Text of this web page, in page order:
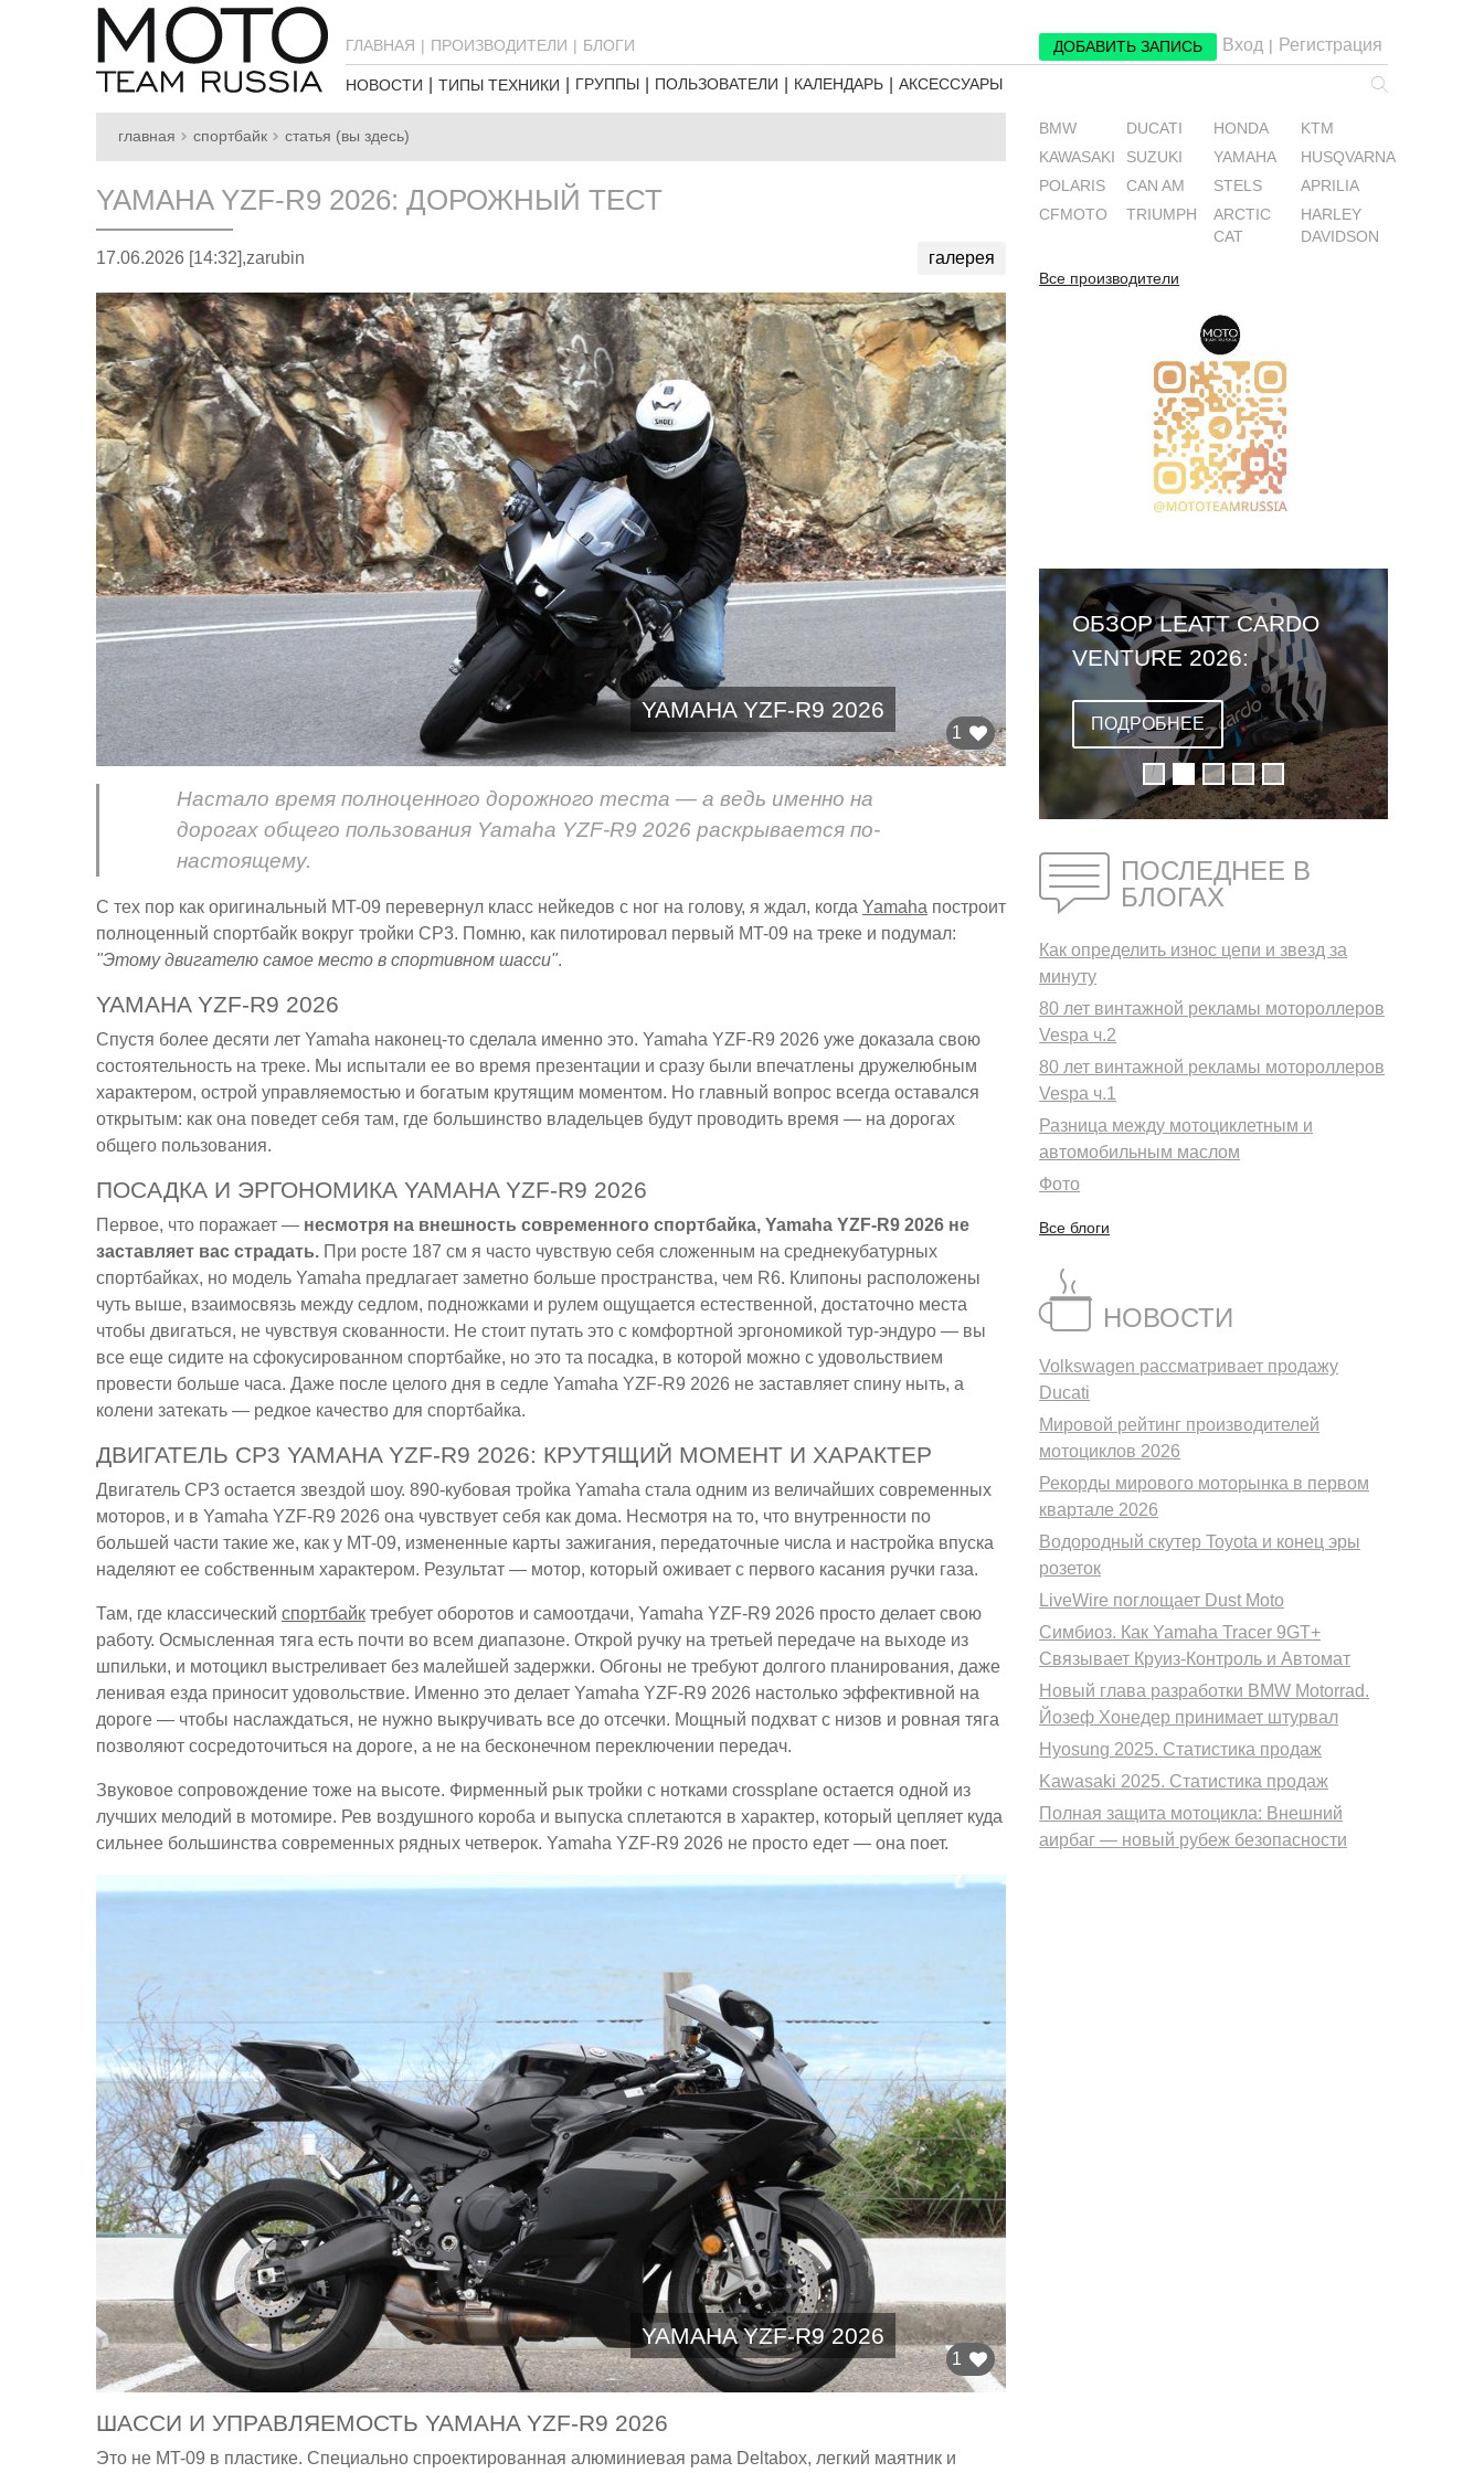
ГЛАВНАЯ ПРОИЗВОДИТЕЛИ БЛОГИ ДОБАВИТЬ ЗАПИСЬ Вход | Регистрация
НОВОСТИ ТИПЫ ТЕХНИКИ ГРУППЫ ПОЛЬЗОВАТЕЛИ КАЛЕНДАРЬ АКСЕССУАРЫ
главная спортбайк статья (вы здесь)
YAMAHA YZF-R9 2026: ДОРОЖНЫЙ ТЕСТ
17.06.2026 [14:32],zarubin галерея
YAMAHA YZF-R9 2026
1
Настало время полноценного дорожного теста — а ведь именно на
дорогах общего пользования Yamaha YZF-R9 2026 раскрывается по-
настоящему.
С тех пор как оригинальный MT-09 перевернул класс нейкедов с ног на голову, я ждал, когда Yamaha построит
полноценный спортбайк вокруг тройки CP3. Помню, как пилотировал первый MT-09 на треке и подумал:
"Этому двигателю самое место в спортивном шасси".
YAMAHA YZF-R9 2026
Спустя более десяти лет Yamaha наконец-то сделала именно это. Yamaha YZF-R9 2026 уже доказала свою
состоятельность на треке. Мы испытали ее во время презентации и сразу были впечатлены дружелюбным
характером, острой управляемостью и богатым крутящим моментом. Но главный вопрос всегда оставался
открытым: как она поведет себя там, где большинство владельцев будут проводить время — на дорогах
общего пользования.
ПОСАДКА И ЭРГОНОМИКА YAMAHA YZF-R9 2026
Первое, что поражает — несмотря на внешность современного спортбайка, Yamaha YZF-R9 2026 не
заставляет вас страдать. При росте 187 см я часто чувствую себя сложенным на среднекубатурных
спортбайках, но модель Yamaha предлагает заметно больше пространства, чем R6. Клипоны расположены
чуть выше, взаимосвязь между седлом, подножками и рулем ощущается естественной, достаточно места
чтобы двигаться, не чувствуя скованности. Не стоит путать это с комфортной эргономикой тур-эндуро — вы
все еще сидите на сфокусированном спортбайке, но это та посадка, в которой можно с удовольствием
провести больше часа. Даже после целого дня в седле Yamaha YZF-R9 2026 не заставляет спину ныть, а
колени затекать — редкое качество для спортбайка.
ДВИГАТЕЛЬ CP3 YAMAHA YZF-R9 2026: КРУТЯЩИЙ МОМЕНТ И ХАРАКТЕР
Двигатель CP3 остается звездой шоу. 890-кубовая тройка Yamaha стала одним из величайших современных
моторов, и в Yamaha YZF-R9 2026 она чувствует себя как дома. Несмотря на то, что внутренности по
большей части такие же, как у MT-09, измененные карты зажигания, передаточные числа и настройка впуска
наделяют ее собственным характером. Результат — мотор, который оживает с первого касания ручки газа.
Там, где классический спортбайк требует оборотов и самоотдачи, Yamaha YZF-R9 2026 просто делает свою
работу. Осмысленная тяга есть почти во всем диапазоне. Открой ручку на третьей передаче на выходе из
шпильки, и мотоцикл выстреливает без малейшей задержки. Обгоны не требуют долгого планирования, даже
ленивая езда приносит удовольствие. Именно это делает Yamaha YZF-R9 2026 настолько эффективной на
дороге — чтобы наслаждаться, не нужно выкручивать все до отсечки. Мощный подхват с низов и ровная тяга
позволяют сосредоточиться на дороге, а не на бесконечном переключении передач.
Звуковое сопровождение тоже на высоте. Фирменный рык тройки с нотками crossplane остается одной из
лучших мелодий в мотомире. Рев воздушного короба и выпуска сплетаются в характер, который цепляет куда
сильнее большинства современных рядных четверок. Yamaha YZF-R9 2026 не просто едет — она поет.
YAMAHA YZF-R9 2026
1
ШАССИ И УПРАВЛЯЕМОСТЬ YAMAHA YZF-R9 2026
Это не MT-09 в пластике. Специально спроектированная алюминиевая рама Deltabox, легкий маятник и
BMW DUCATI HONDA
KTM
KAWASAKI
SUZUKI YAMAHA
HUSQVARNA
POLARIS
CAN AM STELS
APRILIA
CFMOTO
TRIUMPH
ARCTIC
CAT
HARLEY
DAVIDSON
Все производители
ОБЗОР LEATT CARDO
VENTURE 2026:
ПЕРВЫЙ ШЛЕМ СО
ВСТРОЕННОЙ
ГАРНИТУРОЙ
ПОДРОБНЕЕ
ПОСЛЕДНЕЕ В
БЛОГАХ
Как определить износ цепи и звезд за
минуту
80 лет винтажной рекламы мотороллеров
Vespa ч.2
80 лет винтажной рекламы мотороллеров
Vespa ч.1
Разница между мотоциклетным и
автомобильным маслом
Фото
Все блоги
НОВОСТИ
Volkswagen рассматривает продажу
Ducati
Мировой рейтинг производителей
мотоциклов 2026
Рекорды мирового моторынка в первом
квартале 2026
Водородный скутер Toyota и конец эры
розеток
LiveWire поглощает Dust Moto
Симбиоз. Как Yamaha Tracer 9GT+
Связывает Круиз-Контроль и Автомат
Новый глава разработки BMW Motorrad.
Йозеф Хонедер принимает штурвал
Hyosung 2025. Статистика продаж
Kawasaki 2025. Статистика продаж
Полная защита мотоцикла: Внешний
аирбаг — новый рубеж безопасности